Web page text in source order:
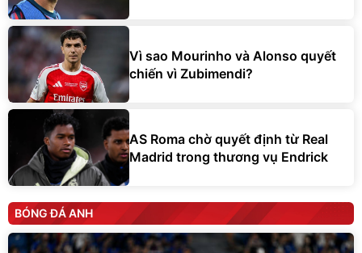
Vì sao Mourinho và Alonso quyết
chiến vì Zubimendi?
AS Roma chờ quyết định từ Real
Madrid trong thương vụ Endrick
BÓNG ĐÁ ANH